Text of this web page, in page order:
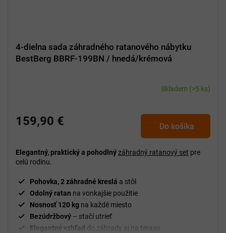
4-dielna sada záhradného ratanového nábytku
BestBerg BBRF-199BN / hnedá/krémová
Skladem (>5 ks)
159,90 € Do košíka
Elegantný, praktický a pohodlnýzáhradný ratanový set pre
celú rodinu.
Pohovka, 2 záhradné kreslá a stôl
Odolný ratan na vonkajšie použitie
Nosnosť 120 kg na každé miesto
Bezúdržbový – stačí utrieť
Elegantný vzhľad do záhrady aj na terasu